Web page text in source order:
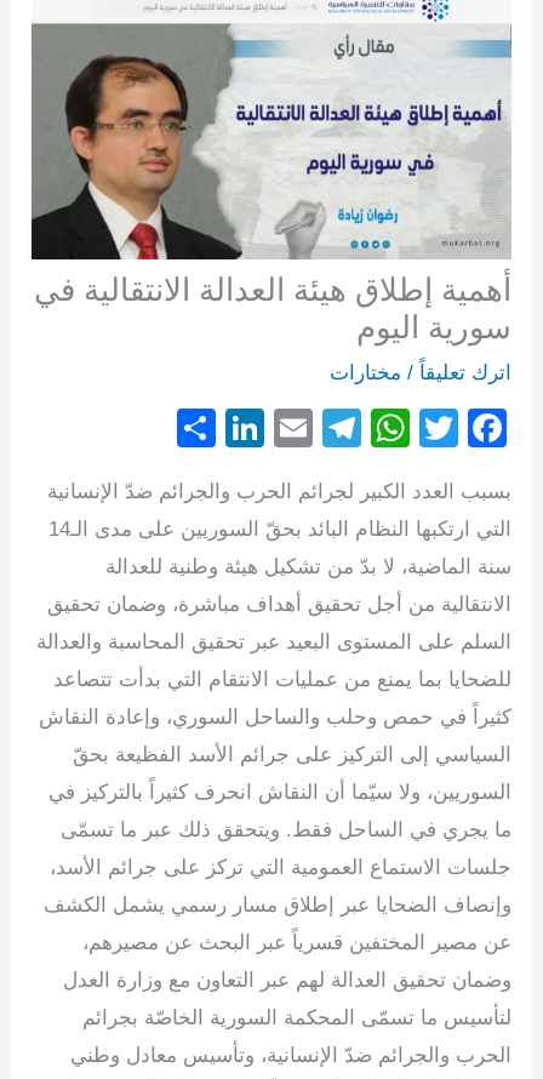
أهمية إطلاق هيئة العدالة الانتقالية في
سورية اليوم
اترك تعليقاً / مختارات
F
c
e
b
o
o
k
T
tt
er
W
at
s
A
p
p
T
e
gr
a
m
E
ail
Li
k
e
dI
n
ar
e
بسبب العدد الكبير لجرائم الحرب والجرائم ضدّ الإنسانية
التي ارتكبها النظام البائد بحقّ السوريين على مدى الـ14
سنة الماضية، لا بدّ من تشكيل هيئة وطنية للعدالة
الانتقالية من أجل تحقيق أهداف مباشرة، وضمان تحقيق
السلم على المستوى البعيد عبر تحقيق المحاسبة والعدالة
للضحايا بما يمنع من عمليات الانتقام التي بدأت تتصاعد
كثيراً في حمص وحلب والساحل السوري، وإعادة النقاش
السياسي إلى التركيز على جرائم الأسد الفظيعة بحقّ
السوريين، ولا سيّما أن النقاش انحرف كثيراً بالتركيز في
ما يجري في الساحل فقط. ويتحقق ذلك عبر ما تسمّى
جلسات الاستماع العمومية التي تركز على جرائم الأسد،
وإنصاف الضحايا عبر إطلاق مسار رسمي يشمل الكشف
عن مصير المختفين قسرياً عبر البحث عن مصيرهم،
وضمان تحقيق العدالة لهم عبر التعاون مع وزارة العدل
لتأسيس ما تسمّى المحكمة السورية الخاصّة بجرائم
الحرب والجرائم ضدّ الإنسانية، وتأسيس معادل وطني